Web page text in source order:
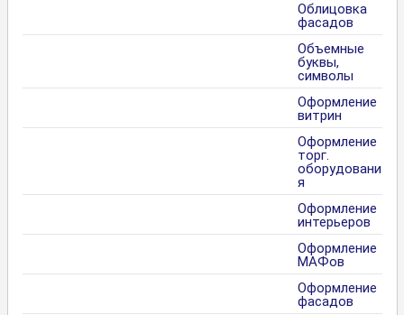
Облицовка
фасадов
Объемные
буквы,
символы
Оформление
витрин
Оформление
торг.
оборудовани
я
Оформление
интерьеров
Оформление
МАФов
Оформление
фасадов